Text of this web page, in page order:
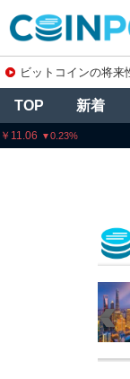
ビットコインの将来
TOP 新着
HYPE 8,957.50